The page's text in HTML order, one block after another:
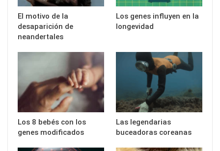
El motivo de la
desaparición de
neandertales
Los genes influyen en la
longevidad
Los 8 bebés con los
genes modificados
Las legendarias
buceadoras coreanas